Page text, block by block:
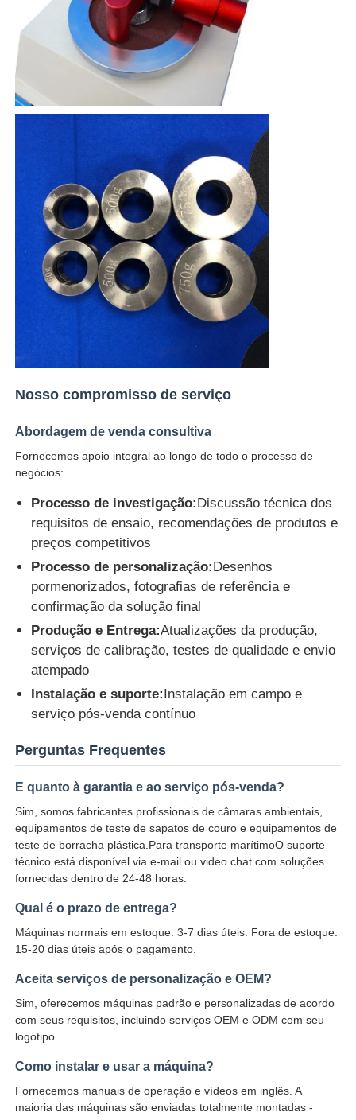
Nosso compromisso de serviço
Abordagem de venda consultiva
Fornecemos apoio integral ao longo de todo o processo de
negócios:
Processo de investigação:Discussão técnica dos
requisitos de ensaio, recomendações de produtos e
preços competitivos
Processo de personalização:Desenhos
pormenorizados, fotografias de referência e
confirmação da solução final
Produção e Entrega:Atualizações da produção,
serviços de calibração, testes de qualidade e envio
atempado
Instalação e suporte:Instalação em campo e
serviço pós-venda contínuo
Perguntas Frequentes
E quanto à garantia e ao serviço pós-venda?
Sim, somos fabricantes profissionais de câmaras ambientais,
equipamentos de teste de sapatos de couro e equipamentos de
teste de borracha plástica.Para transporte marítimoO suporte
técnico está disponível via e-mail ou video chat com soluções
fornecidas dentro de 24-48 horas.
Qual é o prazo de entrega?
Máquinas normais em estoque: 3-7 dias úteis. Fora de estoque:
15-20 dias úteis após o pagamento.
Aceita serviços de personalização e OEM?
Sim, oferecemos máquinas padrão e personalizadas de acordo
com seus requisitos, incluindo serviços OEM e ODM com seu
logotipo.
Como instalar e usar a máquina?
Fornecemos manuais de operação e vídeos em inglês. A
maioria das máquinas são enviadas totalmente montadas -